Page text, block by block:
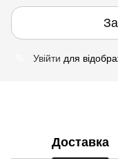
Увійти для
Доставка